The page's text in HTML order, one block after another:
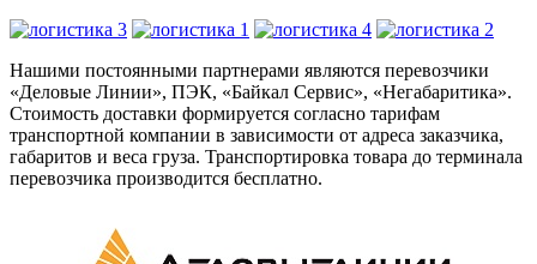
Нашими постоянными партнерами являются перевозчики
«Деловые Линии», ПЭК, «Байкал Сервис», «Негабаритика».
Стоимость доставки формируется согласно тарифам
транспортной компании в зависимости от адреса заказчика,
габаритов и веса груза. Транспортировка товара до терминала
перевозчика производится бесплатно.